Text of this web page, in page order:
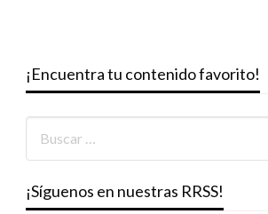
¡Encuentra tu contenido favorito!
¡Síguenos en nuestras RRSS!